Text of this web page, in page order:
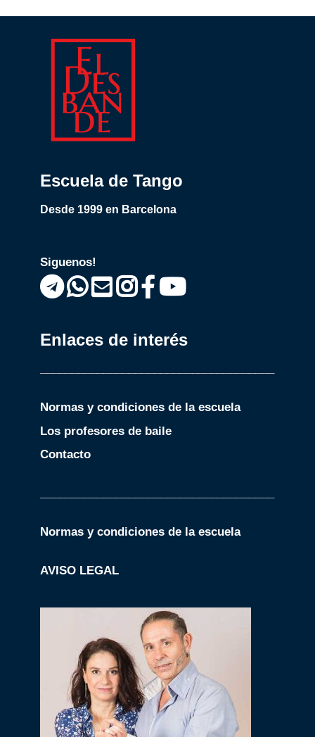
Escuela de Tango
Desde 1999 en Barcelona
Siguenos!
Enlaces de interés
Normas y condiciones de la escuela
Los profesores de baile
Contacto
Normas y condiciones de la escuela
AVISO LEGAL